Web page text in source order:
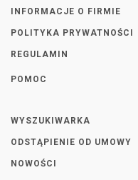
INFORMACJE O FIRMIE
POLITYKA PRYWATNOŚCI
REGULAMIN
POMOC
WYSZUKIWARKA
ODSTĄPIENIE OD UMOWY
NOWOŚCI